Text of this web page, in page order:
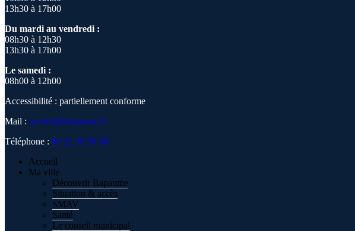
13h30 à 17h00
Du mardi au vendredi :
08h30 à 12h30
13h30 à 17h00
Le samedi :
08h00 à 12h00
Accessibilité : partiellement conforme
Mail : accueil@bapaume.fr
Téléphone : 03 21 50 58 80
Accueil
Ma ville
Découvrir Bapaume
Situation & accès
SMAV
Santé
Le conseil municipal